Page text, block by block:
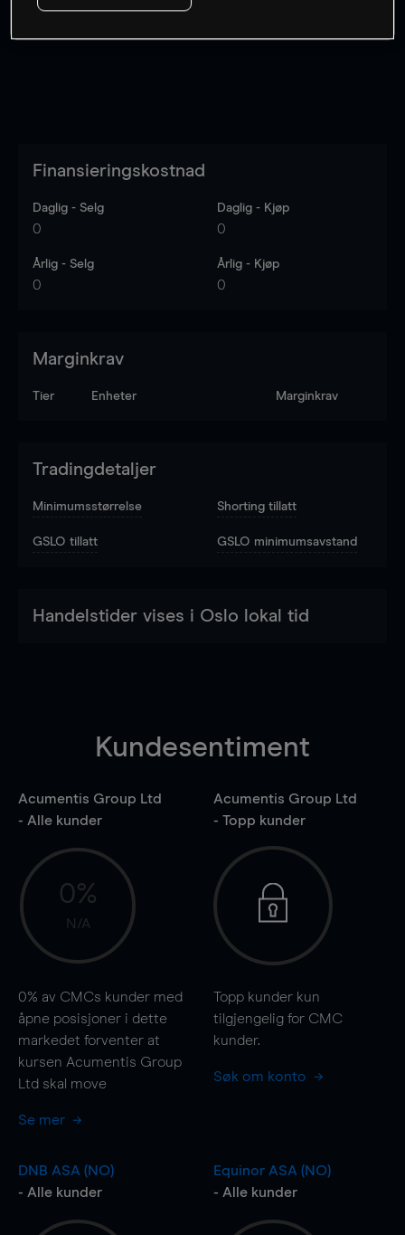
Kursene er veiledende.Log in
Finansieringskostnad
Daglig - Selg
0
Daglig - Kjøp
0
Årlig - Selg
0
Årlig - Kjøp
0
Marginkrav
Tier Enheter Marginkrav
Tradingdetaljer
Minimumsstørrelse Shorting tillatt
GSLO tillatt GSLO minimumsavstand
Handelstider vises i Oslo lokal tid
Kundesentiment
Acumentis Group Ltd
- Alle kunder
0%
N/A
0% av CMCs kunder med
åpne posisjoner i dette
markedet forventer at
kursen Acumentis Group
Ltd skal move
Se mer
Acumentis Group Ltd
- Topp kunder
Topp kunder kun
tilgjengelig for CMC
kunder.
Søk om konto
DNB ASA (NO)
- Alle kunder
Equinor ASA (NO)
- Alle kunder